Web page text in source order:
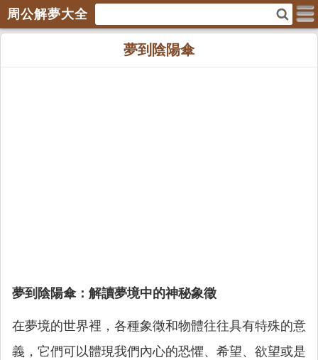
周公解夢大全
夢到陰陽傘
夢到陰陽傘：解讀夢境中的神秘象徵
在夢境的世界裡，各種象徵和物體往往具有特殊的意
義，它們可以體現我們內心的恐懼、希望、欲望或是